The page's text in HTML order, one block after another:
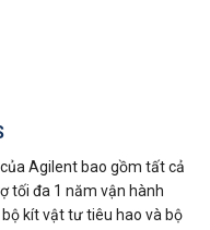
Agilent bao gồm tất cả
tối đa 1 năm vận hành
kít vật tư tiêu hao và bộ